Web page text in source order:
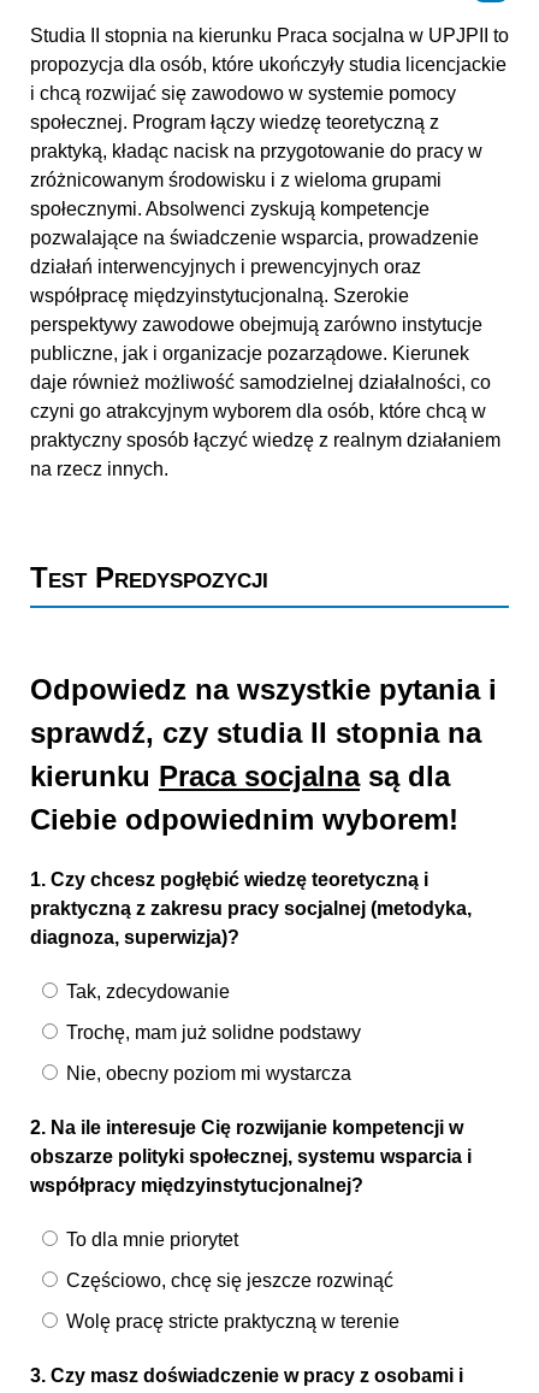
Studia II stopnia na kierunku Praca socjalna w UPJPII to
propozycja dla osób, które ukończyły studia licencjackie
i chcą rozwijać się zawodowo w systemie pomocy
społecznej. Program łączy wiedzę teoretyczną z
praktyką, kładąc nacisk na przygotowanie do pracy w
zróżnicowanym środowisku i z wieloma grupami
społecznymi. Absolwenci zyskują kompetencje
pozwalające na świadczenie wsparcia, prowadzenie
działań interwencyjnych i prewencyjnych oraz
współpracę międzyinstytucjonalną. Szerokie
perspektywy zawodowe obejmują zarówno instytucje
publiczne, jak i organizacje pozarządowe. Kierunek
daje również możliwość samodzielnej działalności, co
czyni go atrakcyjnym wyborem dla osób, które chcą w
praktyczny sposób łączyć wiedzę z realnym działaniem
na rzecz innych.
Test Predyspozycji
Odpowiedz na wszystkie pytania i
sprawdź, czy studia II stopnia na
kierunku Praca socjalnasą dla
Ciebie odpowiednim wyborem!
1. Czy chcesz pogłębić wiedzę teoretyczną i
praktyczną z zakresu pracy socjalnej (metodyka,
diagnoza, superwizja)?
Tak, zdecydowanie
Trochę, mam już solidne podstawy
Nie, obecny poziom mi wystarcza
2. Na ile interesuje Cię rozwijanie kompetencji w
obszarze polityki społecznej, systemu wsparcia i
współpracy międzyinstytucjonalnej?
To dla mnie priorytet
Częściowo, chcę się jeszcze rozwinąć
Wolę pracę stricte praktyczną w terenie
3. Czy masz doświadczenie w pracy z osobami i